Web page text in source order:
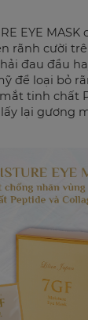
EYE
rãnh cười
đau đầu
để loại bỏ
tinh chất
lại gương